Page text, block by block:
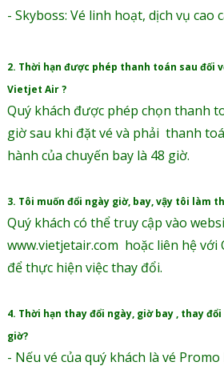
- Skyboss: Vé linh hoạt, dịch vụ cao
2. Thời hạn được phép thanh toán sau đối
Vietjet Air ?
Quý khách được phép chọn thanh
giờ sau khi đặt vé và phải thanh
hành của chuyến bay là 48 giờ.
3. Tôi muốn đổi ngày giờ, bay, vậy tôi làm
Quý khách có thể truy cập vào
www.vietjetair.com hoặc liên hệ với
để thực hiện việc thay đổi.
4. Thời hạn thay đổi ngày, giờ bay , thay
giờ?
- Nếu vé của quý khách là vé Promo